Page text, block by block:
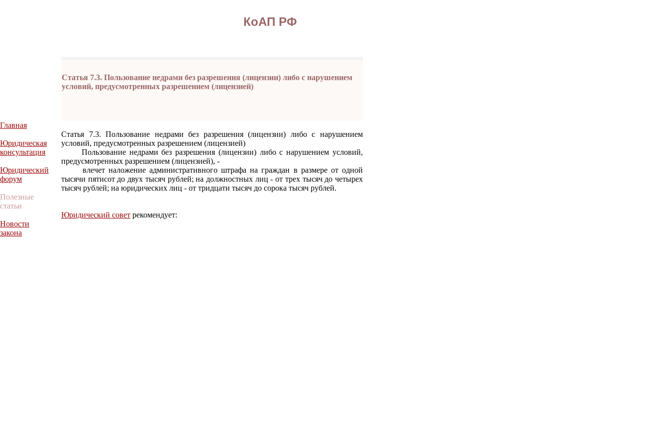
КоАП РФ
Статья 7.3. Пользование недрами без разрешения (лицензии) либо с нарушением
условий, предусмотренных разрешением (лицензией)
Главная
Юридическая
консультация
Юридический
форум
Полезные
статьи
Новости
закона
Статья 7.3. Пользование недрами без разрешения (лицензии) либо с нарушением
условий, предусмотренных разрешением (лицензией)
Пользование недрами без разрешения (лицензии) либо с нарушением условий,
предусмотренных разрешением (лицензией), -
влечет наложение административного штрафа на граждан в размере от одной
тысячи пятисот до двух тысяч рублей; на должностных лиц - от трех тысяч до четырех
тысяч рублей; на юридических лиц - от тридцати тысяч до сорока тысяч рублей.
Юридический совет рекомендует: